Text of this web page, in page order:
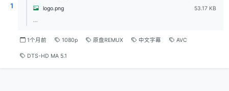
1
logo.png
53.17 KB
...
1个月前 1080p 原盘REMUX 中文字幕 AVC
DTS-HD MA 5.1